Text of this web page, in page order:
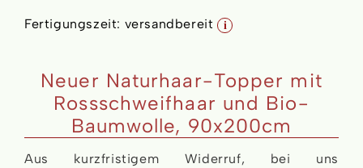
Fertigungszeit: versandbereit i
Neuer Naturhaar-Topper mit
Rossschweifhaar und Bio-
Baumwolle, 90x200cm
Aus kurzfristigem Widerruf, bei uns